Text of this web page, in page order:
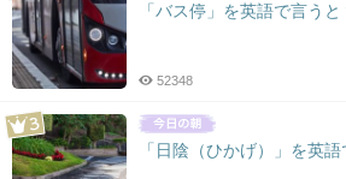
「バス停」を英語で言うと
52348
「日陰（ひかげ）」を英